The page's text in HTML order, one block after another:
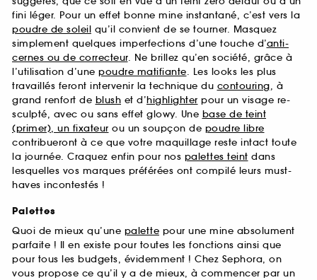
fini léger. Pour un effet bonne mine instantané, c’est vers la
poudre de soleil qu’il convient de se tourner. Masquez
simplement quelques imperfections d’une touche d’anti-
cernes ou de correcteur. Ne brillez qu’en société, grâce à
l’utilisation d’une poudre matifiante. Les looks les plus
travaillés feront intervenir la technique du contouring, à
grand renfort de blush et d’highlighter pour un visage re-
sculpté, avec ou sans effet glowy. Une base de teint
(primer), un fixateur ou un soupçon de poudre libre
contribueront à ce que votre maquillage reste intact toute
la journée. Craquez enfin pour nos palettes teint dans
lesquelles vos marques préférées ont compilé leurs must-
haves incontestés !
Palettes
Quoi de mieux qu’une palette pour une mine absolument
parfaite ! Il en existe pour toutes les fonctions ainsi que
pour tous les budgets, évidemment ! Chez Sephora, on
vous propose ce qu’il y a de mieux, à commencer par un